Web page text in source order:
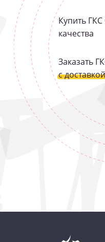
Купить
качества
Заказать
с доставкой